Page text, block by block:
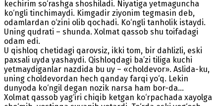
kechirim so‘rashga shoshiladi. Niyatiga yetmaguncha
ko‘ngli tinchimaydi. Kimgadir ziyonim tegmasin deb,
odamlardan o‘zini olib qochadi. Ko‘ngli tanholik istaydi.
Uning qudrati – shunda. Xolmat qassob shu toifadagi
odam edi.
U qishloq chetidagi qarovsiz, ikki tom, bir dahlizli, eski
paxsali uyda yashaydi. Qishloqdagi ba’zi tiliga kuchi
yetmaydiganlar nazdida bu uy – «choldevor». Aslida-ku,
uning choldevordan hech qanday farqi yo‘q. Lekin
dunyoda ko‘ngil degan nozik narsa ham bor-da...
Xolmat qassob yag‘iri chiqib ketgan ko‘rpachada xayolga